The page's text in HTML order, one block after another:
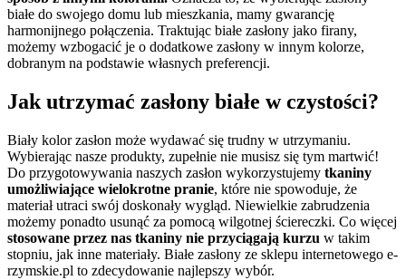
białe do swojego domu lub mieszkania, mamy gwarancję
harmonijnego połączenia. Traktując białe zasłony jako firany,
możemy wzbogacić je o dodatkowe zasłony w innym kolorze,
dobranym na podstawie własnych preferencji.
Jak utrzymać zasłony białe w czystości?
Biały kolor zasłon może wydawać się trudny w utrzymaniu.
Wybierając nasze produkty, zupełnie nie musisz się tym martwić!
Do przygotowywania naszych zasłon wykorzystujemy tkaniny
umożliwiające wielokrotne pranie, które nie spowoduje, że
materiał utraci swój doskonały wygląd. Niewielkie zabrudzenia
możemy ponadto usunąć za pomocą wilgotnej ściereczki. Co więcej
stosowane przez nas tkaniny nie przyciągają kurzu w takim
stopniu, jak inne materiały. Białe zasłony ze sklepu internetowego e-
rzymskie.pl to zdecydowanie najlepszy wybór.